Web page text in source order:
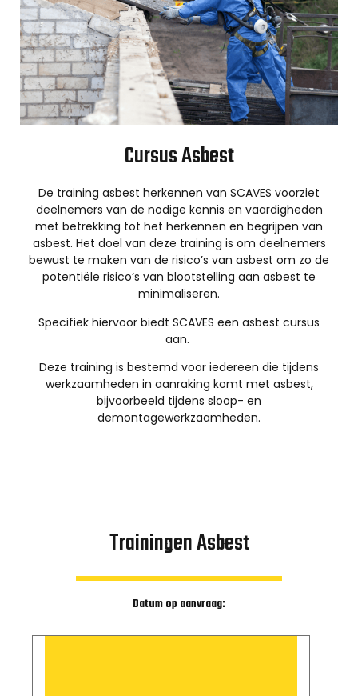
Cursus Asbest
De training asbest herkennen van SCAVES voorziet
deelnemers van de nodige kennis en vaardigheden
met betrekking tot het herkennen en begrijpen van
asbest. Het doel van deze training is om deelnemers
bewust te maken van de risico’s van asbest om zo de
potentiële risico’s van blootstelling aan asbest te
minimaliseren.
Specifiek hiervoor biedt SCAVES een asbest cursus
aan.
Deze training is bestemd voor iedereen die tijdens
werkzaamheden in aanraking komt met asbest,
bijvoorbeeld tijdens sloop- en
demontagewerkzaamheden.
Trainingen Asbest
Datum op aanvraag: